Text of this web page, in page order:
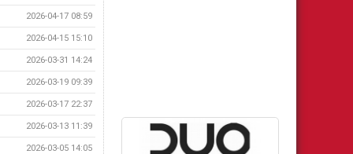
2026-04-17 08:59
2026-04-15 15:10
2026-03-31 14:24
2026-03-19 09:39
2026-03-17 22:37
2026-03-13 11:39
2026-03-05 14:05